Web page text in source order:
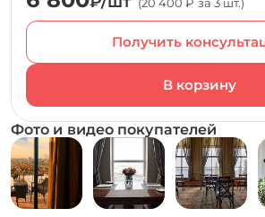
Получить
Фото и видео покупателей